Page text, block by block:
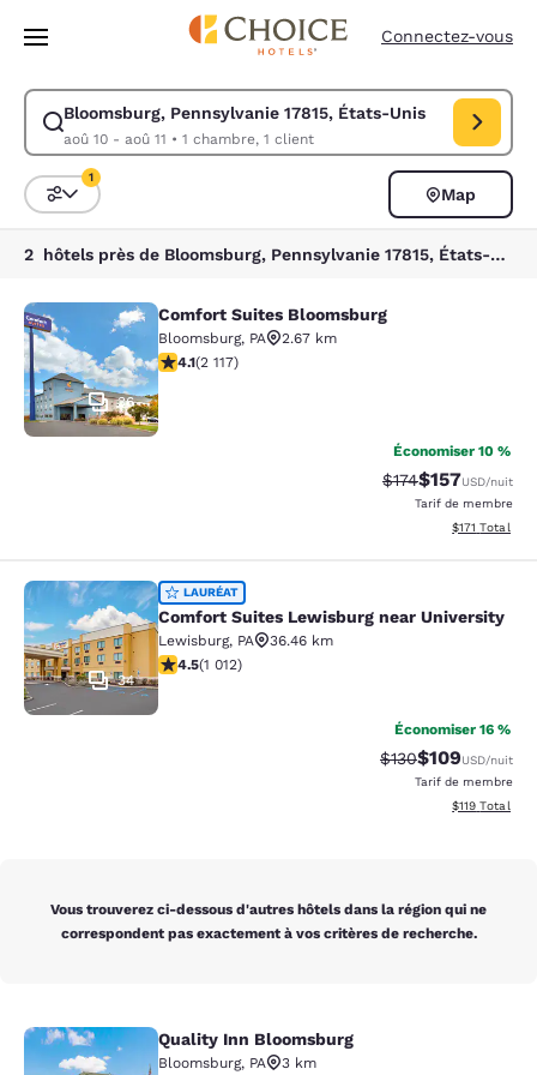
Passer à Contenu Principal
Connectez-vous
Bloomsburg, Pennsylvanie 17815, États-Unis
aoû 10 - aoû 11 • 1 chambre, 1 client
Modifiez la recherche pour Bloomsburg, Pennsylvanie 17815, États-
Trier et filtrer
1
Map
2 hôtels près de Bloomsburg, Pennsylvanie 17815, États-Unis correspondant à vos filtres
Comfort Suites Bloomsburg
36
Comfort Suites Bloomsburg
Bloomsburg, PA
2.67 km
4.07 étoiles. Très bon. 2117 commentaires
4.1(2 117)
Économiser 10 %
Tarif barré :
$174Tarif réduit :
$157USD/nuit
Tarif de membre
Afficher les
$171 Total
Comfort Suites Lewisburg near
34
LAURÉAT
Comfort Suites Lewisburg near University
Lewisburg, PA
36.46 km
4.45 étoiles. Excellent. 1012 commentaires
4.5(1 012)
Économiser 16 %
Tarif barré :
$130Tarif réduit :
$109USD/nuit
Tarif de membre
Afficher les
$119 Total
Vous trouverez ci-dessous d'autres hôtels dans la région qui ne
correspondent pas exactement à vos critères de recherche.
Quality Inn Bloomsburg
Quality Inn Bloomsburg
Bloomsburg, PA
3 km